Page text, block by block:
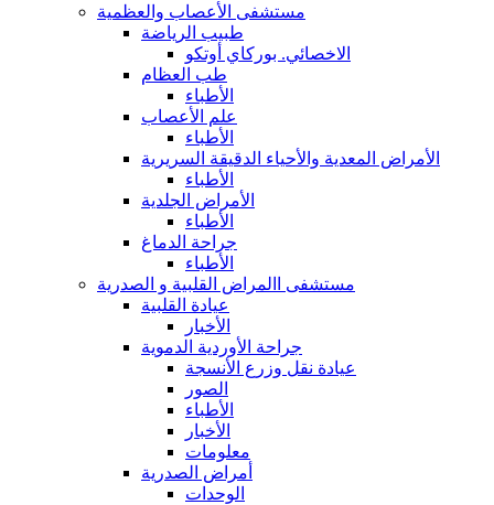
مستشفى الأعصاب والعظمية
طبيب الرياضة
الاخصائي. بوركاي أوتكو
طب العظام
الأطباء
علم الأعصاب
الأطباء
الأمراض المعدية والأحياء الدقيقة السريرية
الأطباء
الأمراض الجلدية
الأطباء
جراحة الدماغ
الأطباء
مستشفى االمراض القلبية و الصدرية
عيادة القلبية
الأخبار
جراحة الأوردية الدموية
عيادة نقل وزرع الأنسجة
الصور
الأطباء
الأخبار
معلومات
أمراض الصدرية
الوحدات